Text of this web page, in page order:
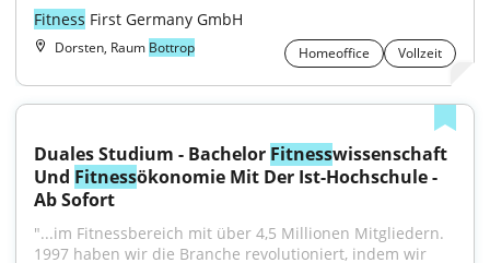
Fitness First Germany GmbH
Dorsten, Raum Bottrop Homeoffice Vollzeit
Duales Studium - Bachelor Fitnesswissenschaft
Und Fitnessökonomie Mit Der Ist-Hochschule -
Ab Sofort
"...im Fitnessbereich mit über 4,5 Millionen Mitgliedern.